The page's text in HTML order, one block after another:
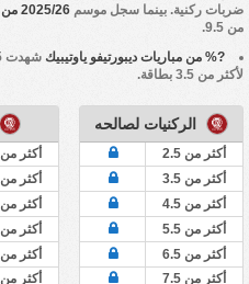
ضربات ركنية. بينما سجل موسم 2025/26 من Liga TDP
من 9.5.
?% من مباريات ديبورتيفو ياوتيبيك شهدت 3.5 بطاقة.بينما معدل
لأكثر من 3.5 بطاقة.
الركنيات لصالحه
أكثر من 2.5
أكثر من 3.5
أكثر من 4.5
أكثر من 5.5
أكثر من 6.5
أكثر من 7.5
أكثر من 0.5
أكثر من 1.5
أكثر من 2.5
أكثر من 3.5
أكثر من 4.5
أكثر من 5.5